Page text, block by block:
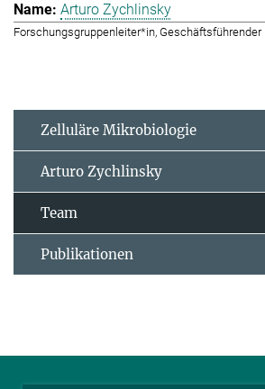
Arturo Zychlinsky
Forschungsgruppenleiter*in, Geschäftsführender
Zelluläre Mikrobiologie
Arturo Zychlinsky
Team
Publikationen